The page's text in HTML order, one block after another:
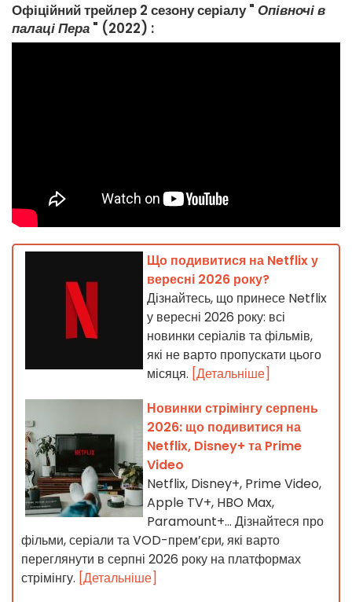
Офіційний трейлер 2 сезону серіалу " Опівночі в
палаці Пера " (2022) :
Що подивитися на Netflix у
вересні 2026 року?
Дізнайтесь, що принесе Netflix
у вересні 2026 року: всі
новинки серіалів та фільмів,
які не варто пропускати цього
місяця. [Детальніше]
Новинки стрімінгу серпень
2026: що подивитися на
Netflix, Disney+ та Prime
Video
Netflix, Disney+, Prime Video,
Apple TV+, HBO Max,
Paramount+… Дізнайтеся про
фільми, серіали та VOD-прем’єри, які варто
переглянути в серпні 2026 року на платформах
стрімінгу. [Детальніше]